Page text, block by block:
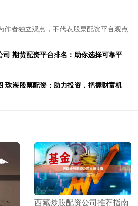
作者独立观点，不代表股票配资平台观点
司 期货配资平台排名：助你选择可靠平
珠海股票配资：助力投资，把握财富机
​西藏炒股配资公司推荐指南